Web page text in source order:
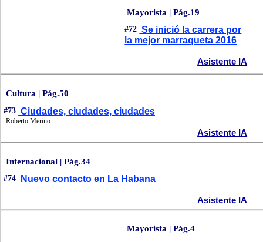
Mayorista | Pág.19
#72 Se inició la carrera por
la mejor marraqueta 2016
Asistente IA
Cultura | Pág.50
#73 Ciudades, ciudades, ciudades
Roberto Merino
Asistente IA
Internacional | Pág.34
#74 Nuevo contacto en La Habana
Asistente IA
Mayorista | Pág.4